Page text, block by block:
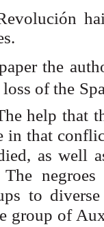
the
of the
help that
in that
as well
The
to diverse
group of